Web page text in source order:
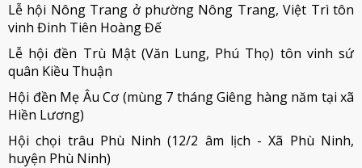
Lễ hội Nông Trang ở phường Nông Trang, Việt Trì tôn
vinh Đinh Tiên Hoàng Đế
Lễ hội đền Trù Mật (Văn Lung, Phú Thọ) tôn vinh sứ
quân Kiều Thuận
Hội đền Mẹ Âu Cơ (mùng 7 tháng Giêng hàng năm tại xã
Hiền Lương)
Hội chọi trâu Phù Ninh (12/2 âm lịch - Xã Phù Ninh,
huyện Phù Ninh)